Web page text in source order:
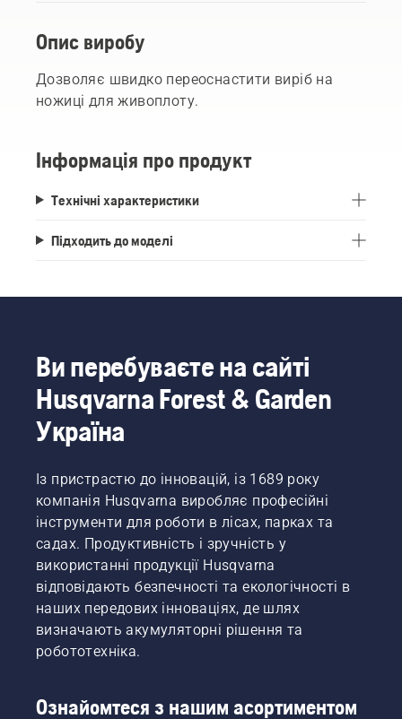
Опис виробу
Дозволяє швидко переоснастити виріб на
ножиці для живоплоту.
Інформація про продукт
Технічні характеристики
Підходить до моделі
Ви перебуваєте на сайті
Husqvarna Forest & Garden
Україна
Із пристрастю до інновацій, із 1689 року
компанія Husqvarna виробляє професійні
інструменти для роботи в лісах, парках та
садах. Продуктивність і зручність у
використанні продукції Husqvarna
відповідають безпечності та екологічності в
наших передових інноваціях, де шлях
визначають акумуляторні рішення та
робототехніка.
Ознайомтеся з нашим асортиментом